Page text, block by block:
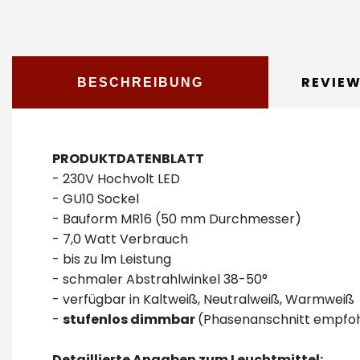
BESCHREIBUNG
PRODUKTDATENBLATT
- 230V Hochvolt LED
- GU10 Sockel
- Bauform MR16 (50 mm Durchmesser)
- 7,0Watt Verbrauch
- bis zu lm Leistung
- schmalerAbstrahlwinkel 38-50°
- verfügbar in Kaltweiß, Neutralweiß, Warmweiß
- stufenlosdimmbar(Phasenanschnitt